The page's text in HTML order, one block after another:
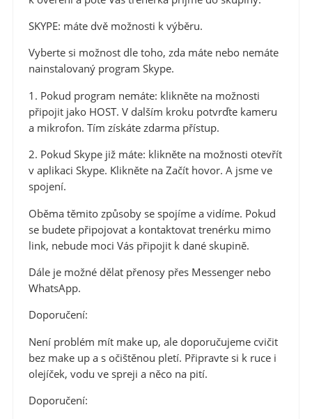
SKYPE: máte dvě možnosti k výběru.
Vyberte si možnost dle toho, zda máte nebo nemáte
nainstalovaný program Skype.
1. Pokud program nemáte: klikněte na možnosti
připojit jako HOST. V dalším kroku potvrďte kameru
a mikrofon. Tím získáte zdarma přístup.
2. Pokud Skype již máte: klikněte na možnosti otevřít
v aplikaci Skype. Klikněte na Začít hovor. A jsme ve
spojení.
Oběma těmito způsoby se spojíme a vidíme. Pokud
se budete připojovat a kontaktovat trenérku mimo
link, nebude moci Vás připojit k dané skupině.
Dále je možné dělat přenosy přes Messenger nebo
WhatsApp.
Doporučení:
Není problém mít make up, ale doporučujeme cvičit
bez make up a s očištěnou pletí. Připravte si k ruce i
olejíček, vodu ve spreji a něco na pití.
Doporučení: